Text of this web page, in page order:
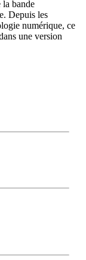
bande
Depuis les
numérique, ce
une version